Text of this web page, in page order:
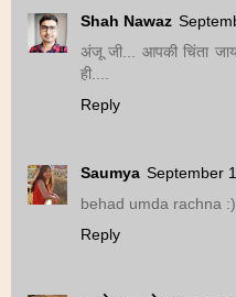
Shah Nawaz
अंजू जी... आपकी चिंता
ही....
Reply
Saumya September
behad umda rachna :)
Reply